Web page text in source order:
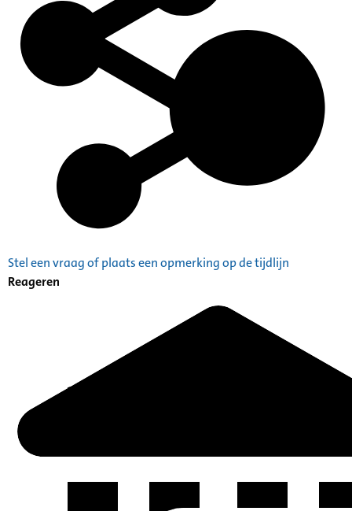
Stel een vraag of plaats een opmerking op de tijdlijn
Reageren